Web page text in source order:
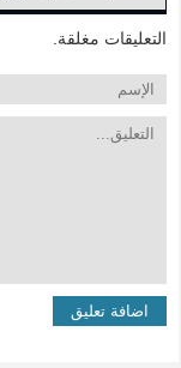
التعليقات مغلقة.